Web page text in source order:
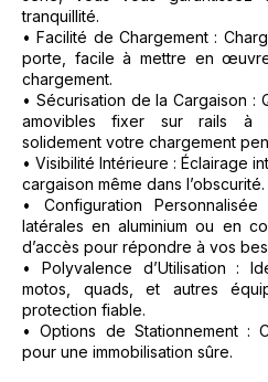
tranquillité.
• Facilité de Chargement :
porte, facile à mettre en
chargement.
• Sécurisation de la Cargaison :
amovibles fixer sur rails à
solidement votre chargement
• Visibilité Intérieure : Éclairage
cargaison même dans l’obscurité.
• Configuration
latérales en aluminium ou en
d’accès pour répondre à vos
• Polyvalence d’Utilisation :
motos, quads, et autres
protection fiable.
• Options de Stationnement :
pour une immobilisation sûre.